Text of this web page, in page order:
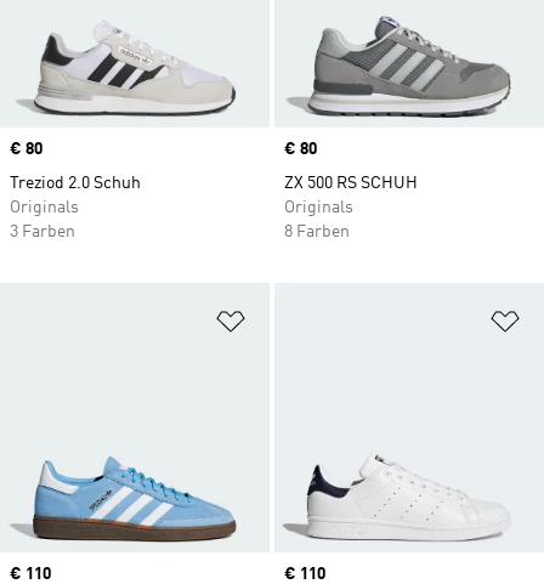
Price
€ 80
Treziod 2.0 Schuh
Originals
3 Farben
Price
€ 80
ZX 500 RS SCHUH
Originals
8 Farben
Price
€ 110
Price
€ 110